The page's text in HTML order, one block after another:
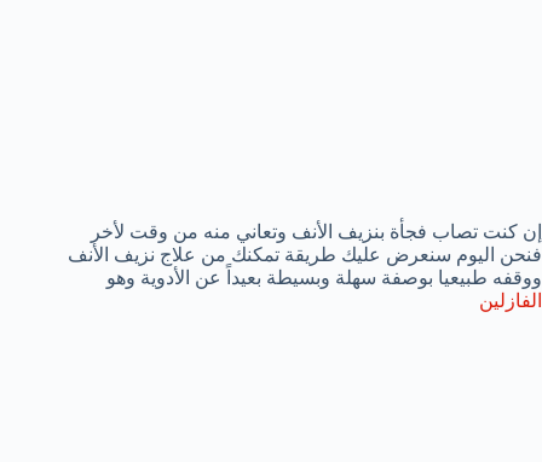
إن كنت تصاب فجأة بنزيف الأنف وتعاني منه من وقت لأخر
فنحن اليوم سنعرض عليك طريقة تمكنك من علاج نزيف الأنف
ووقفه طبيعيا بوصفة سهلة وبسيطة بعيداً عن الأدوية وهو
الفازلين